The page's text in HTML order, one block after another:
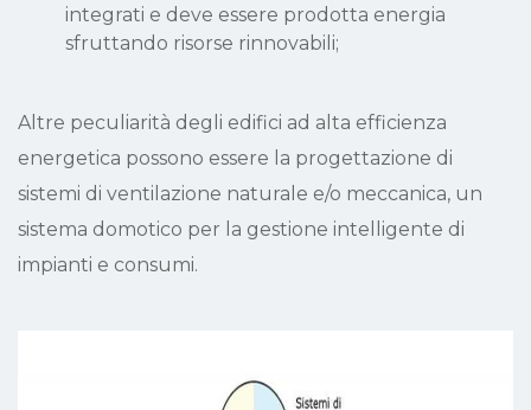
integrati e deve essere prodotta energia
sfruttando risorse rinnovabili;
Altre peculiarità degli edifici ad alta efficienza
energetica possono essere la progettazione di
sistemi di ventilazione naturale e/o meccanica, un
sistema domotico per la gestione intelligente di
impianti e consumi.